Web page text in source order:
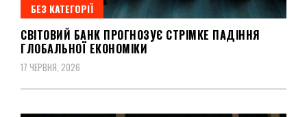
БЕЗ КАТЕГОРІЇ
СВІТОВИЙ БАНК ПРОГНОЗУЄ СТРІМКЕ ПАДІННЯ
ГЛОБАЛЬНОЇ ЕКОНОМІКИ
17 ЧЕРВНЯ, 2026